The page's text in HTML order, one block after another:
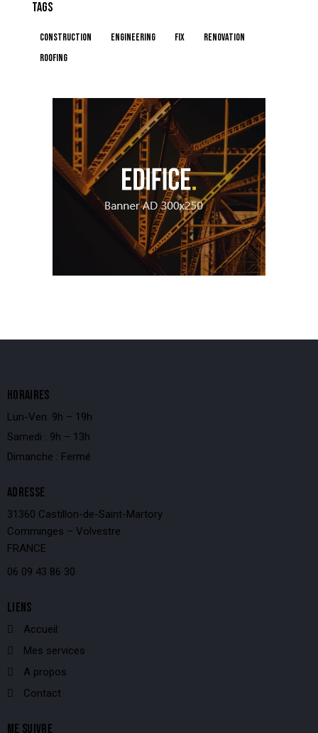
TAGS
construction engineering fix
renovation
roofing
HORAIRES
Lun-Ven: 9h – 19h
Samedi : 9h – 13h
Dimanche : Fermé
ADRESSE
31360 Castillon-de-Saint-Martory
Comminges – Volvestre
FRANCE
06 09 43 86 30
LIENS
Accueil
Mes services
A propos
Contact
ME SUIVRE